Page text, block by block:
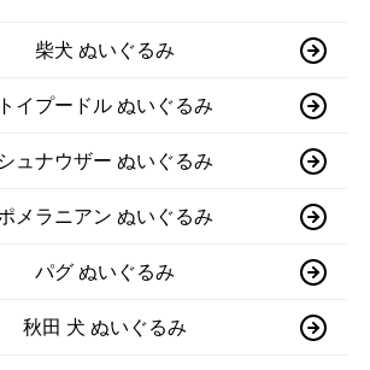
柴犬 ぬいぐるみ
トイプードル ぬいぐるみ
シュナウザー ぬいぐるみ
メラニアン ぬいぐるみ
パグ ぬいぐるみ
秋田 犬 ぬいぐるみ